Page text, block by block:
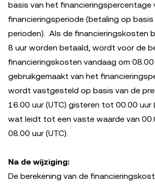
basis van het financieringspercentage
financieringsperiode (betaling op basis
perioden). Als de financieringskosten
8 uur worden betaald, wordt voor de
financieringskosten vandaag om 08.00
gebruikgemaakt van het
wordt vastgesteld op basis van de
16.00 uur (UTC) gisteren tot 00.00 uur
wat leidt tot een vaste waarde van
08.00 uur (UTC).
Na de wijziging:
De berekening van de